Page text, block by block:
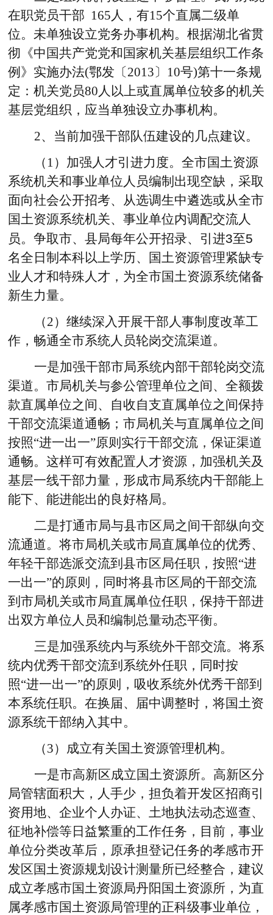
在职党员干部 165人，有15个直属二级单
位。未单独设立党务办事机构。根据湖北省贯
彻《中国共产党党和国家机关基层组织工作条
例》实施办法(鄂发〔2013〕10号)第十一条规
定：机关党员80人以上或直属单位较多的机关
基层党组织，应当单独设立办事机构。
2、当前加强干部队伍建设的几点建议。
（1）加强人才引进力度。全市国土资源
系统机关和事业单位人员编制出现空缺，采取
面向社会公开招考、从选调生中遴选或从全市
国土资源系统机关、事业单位内调配交流人
员。争取市、县局每年公开招录、引进3至5
名全日制本科以上学历、国土资源管理紧缺专
业人才和特殊人才，为全市国土资源系统储备
新生力量。
（2）继续深入开展干部人事制度改革工
作，畅通全市系统人员轮岗交流渠道。
一是加强干部市局系统内部干部轮岗交流
渠道。市局机关与参公管理单位之间、全额拨
款直属单位之间、自收自支直属单位之间保持
干部交流渠道通畅；市局机关与直属单位之间
按照“进一出一”原则实行干部交流，保证渠道
通畅。这样可有效配置人才资源，加强机关及
基层一线干部力量，形成市局系统内干部能上
能下、能进能出的良好格局。
二是打通市局与县市区局之间干部纵向交
流通道。将市局机关或市局直属单位的优秀、
年轻干部选派交流到县市区局任职，按照“进
一出一”的原则，同时将县市区局的干部交流
到市局机关或市局直属单位任职，保持干部进
出双方单位人员和编制总量动态平衡。
三是加强系统内与系统外干部交流。将系
统内优秀干部交流到系统外任职，同时按
照“进一出一”的原则，吸收系统外优秀干部到
本系统任职。在换届、届中调整时，将国土资
源系统干部纳入其中。
（3）成立有关国土资源管理机构。
一是市高新区成立国土资源所。 高新区分
局管辖面积大，人手少，担负着开发区招商引
资用地、企业个人办证、土地执法动态巡查、
征地补偿等日益繁重的工作任务，目前，事业
单位分类改革后，原承担登记任务的孝感市开
发区国土资源规划设计测量所已经整合，建议
成立孝感市国土资源局丹阳国土资源所，为直
属孝感市国土资源局管理的正科级事业单位，